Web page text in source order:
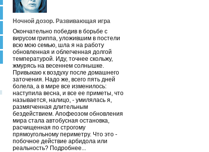
Ночной дозор. Развивающая игра
Окончательно победив в борьбе с
вирусом гриппа, уложившим в постели
всю мою семью, шла я на работу
обновленная и облегченная долгой
температурой. Иду, точнее скольжу,
жмурясь на весеннем солнышке.
Привыкаю к воздуху после домашнего
заточения. Надо же, всего пять дней
болела, а в мире все изменилось:
наступила весна, и все ее приметы, что
называется, налицо, - умилялась я,
размягченная длительным
бездействием. Апофеозом обновления
мира стала автобусная остановка,
расчищенная по строгому
прямоугольному периметру. Что это -
побочное действие арбидола или
реальность? Подробнее...